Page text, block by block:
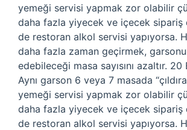
yemeği servisi yapmak zor olabilir
daha fazla yiyecek ve içecek sipariş
de restoran alkol servisi yapıyorsa.
daha fazla zaman geçirmek,
edebileceği masa sayısını azaltır.
Aynı garson 6 veya 7 masada
yemeği servisi yapmak zor olabilir
daha fazla yiyecek ve içecek sipariş
de restoran alkol servisi yapıyorsa.